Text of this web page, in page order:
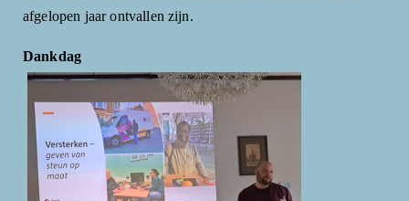
afgelopen jaar ontvallen zijn.
Dankdag